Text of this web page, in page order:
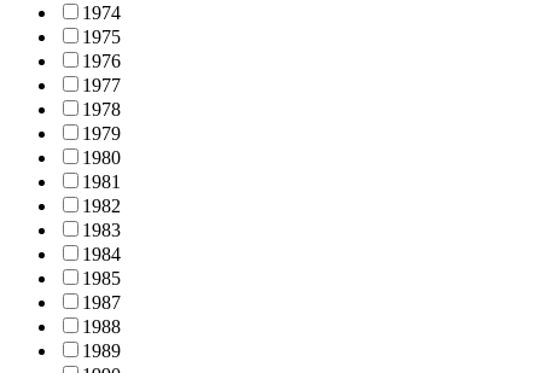
1974
1975
1976
1977
1978
1979
1980
1981
1982
1983
1984
1985
1987
1988
1989